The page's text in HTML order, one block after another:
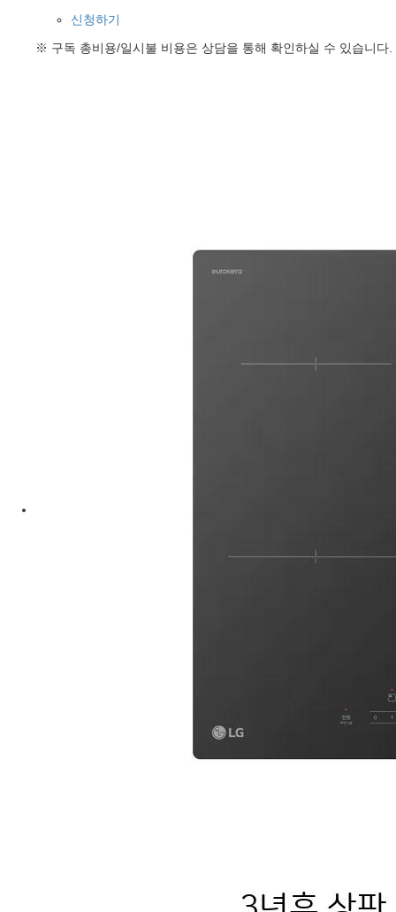
신청하기
※ 구독 총비용/일시불 비용은 상담을 통해 확인하실 수 있습니다.